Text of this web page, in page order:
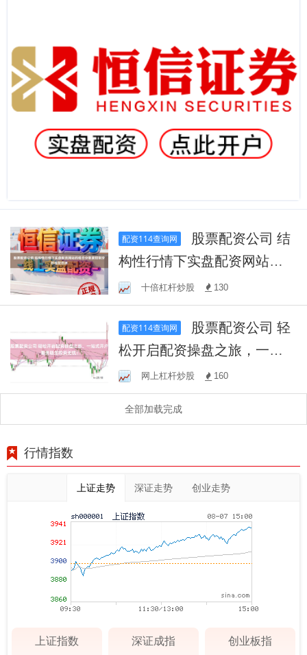
配资114查询网
构性行情下实盘配资网站的
组合分散度控制分析框架搭
建
十倍杠杆炒股 130
配资114查询网
松开启配资操盘之旅，一站
式开户服务助您投资无忧！
网上杠杆炒股 160
全部加载完成
行情指数
上证走势 深证走势 创业走势
上证指数 深证成指 创业板指